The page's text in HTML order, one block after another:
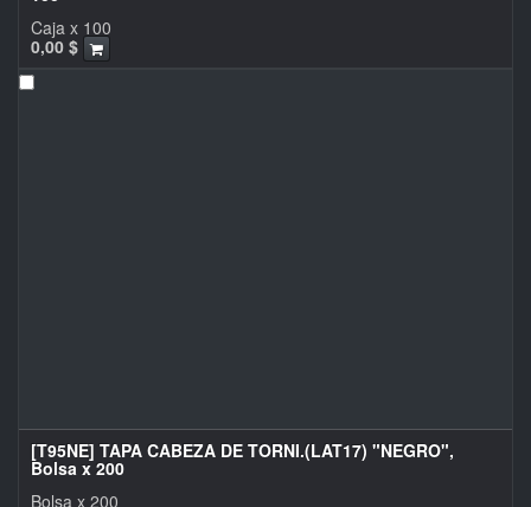
0,00 $
Caja x 100
[T95NE] TAPA CABEZA DE TORNI.(LAT17) "NEGRO",
Bolsa x 200
Bolsa x 200